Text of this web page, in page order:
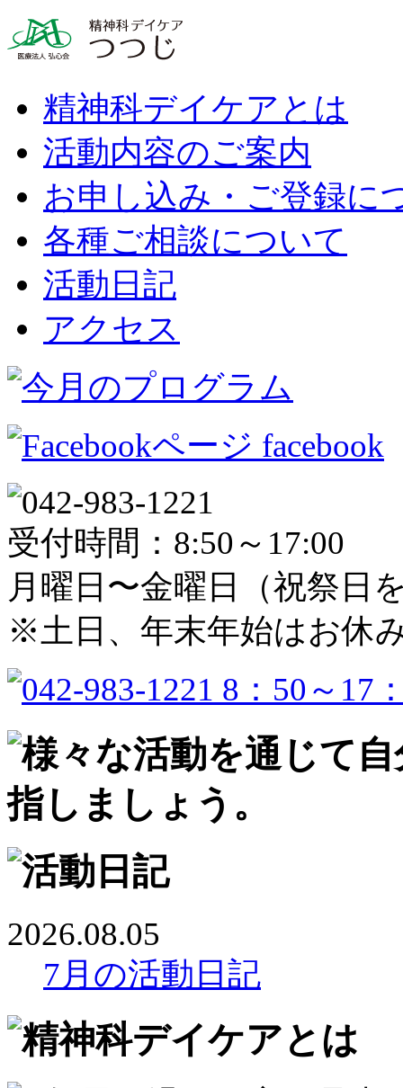
精神科デイケアとは
活動内容のご案内
お申し込み・ご登録に
各種ご相談について
活動日記
アクセス
facebook
受付時間：8:50～17:00
月曜日〜金曜日（祝祭日
※土日、年末年始はお休
2026.08.05
7月の活動日記